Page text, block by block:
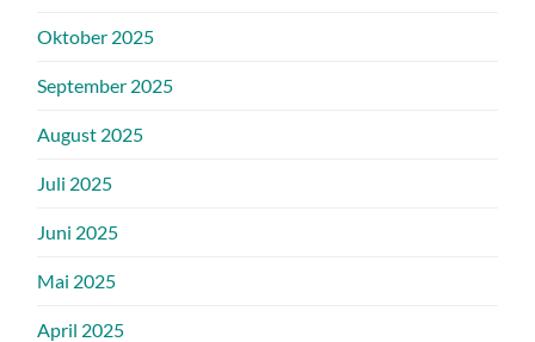
Oktober 2025
September 2025
August 2025
Juli 2025
Juni 2025
Mai 2025
April 2025